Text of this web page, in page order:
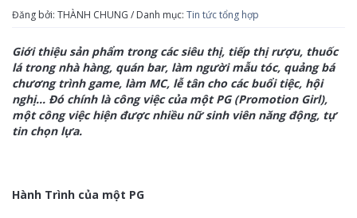
Đăng bởi: THÀNH CHUNG / Danh mục: Tin tức tổng hợp
Giới thiệu sản phẩm trong các siêu thị, tiếp thị rượu, thuốc
lá trong nhà hàng, quán bar, làm người mẫu tóc, quảng bá
chương trình game, làm MC, lễ tân cho các buổi tiệc, hội
nghị... Đó chính là công việc của một PG (Promotion Girl),
một công việc hiện được nhiều nữ sinh viên năng động, tự
tin chọn lựa.
Hành Trình của một PG